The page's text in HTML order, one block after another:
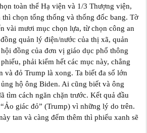
toàn thể Hạ viện và 1/3 Thượng viện,
chọn tổng thống và thống đốc bang. Tờ
vài mươi mục chọn lựa, từ chọn công an
quản lý điện/nước của thị xã, quản
đồng của đơn vị giáo dục phổ thông
phải kiểm hết các mục này, chẳng
và đỏ Trump là xong. Ta biết đa số lớn
hộ ông Biden. Ai cũng biết và ông
tìm cách ngăn chặn trước. Kết quả đầu
giác đỏ” (Trump) vì những lý do trên.
tan và càng đếm thêm thì phiếu xanh sẽ